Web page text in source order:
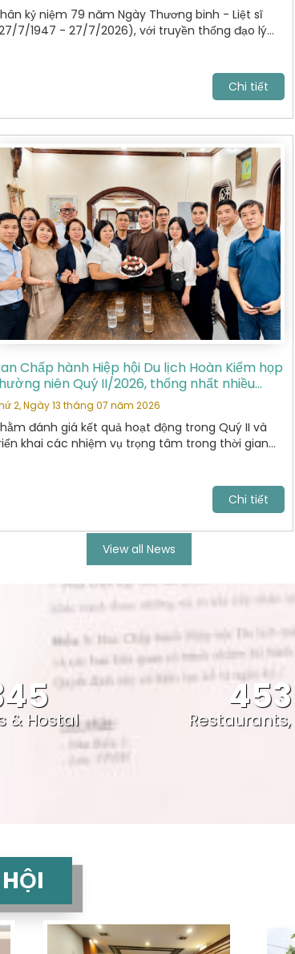
kỷ niệm 79 năm Ngày Thương binh - Liệt sĩ
7/1947 - 27/7/2026), với truyền thống đạo lý
tưởng niệm các Anh hùng Liệt sĩ tại Nghĩa trang Liệt
sĩ Quốc gia Vị Xuyên, tỉnh Tuyên Quang – nơi yên
Chi tiết
Chấp hành Hiệp hội Du lịch Hoàn Kiếm họp
niên Quý II/2026, thống nhất nhiều
vụ trọng tâm
2, Ngày 13 tháng 07 năm 2026
đánh giá kết quả hoạt động trong Quý II và
khai các nhiệm vụ trọng tâm trong thời gian
tham dự của các Ủy viên Ban Chấp hành và đại
Chi tiết
View all News
& Hostal
453